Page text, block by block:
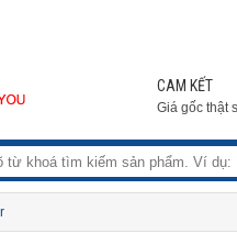
CAM KẾT
Giá gốc thật